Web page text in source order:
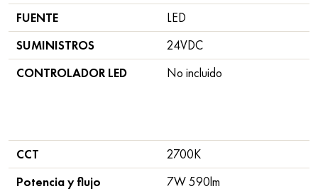
CCT
2700K
Potencia y flujo
7W 590lm
FUENTE
LED
SUMINISTROS
24VDC
CONTROLADOR LED
No incluido